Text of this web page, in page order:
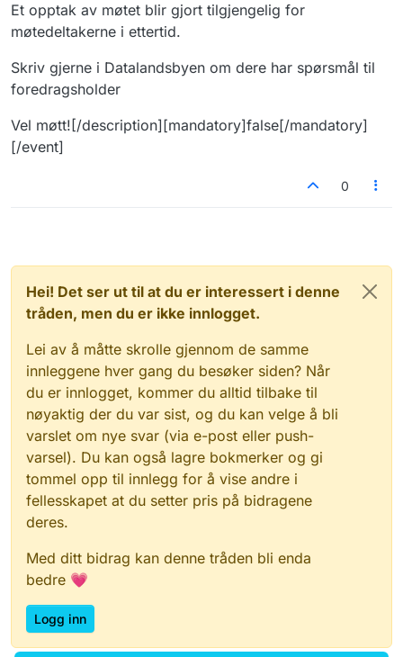
Et opptak av møtet blir gjort tilgjengelig for
møtedeltakerne i ettertid.
Skriv gjerne i Datalandsbyen om dere har spørsmål til
foredragsholder
Vel møtt![/description][mandatory]false[/mandatory]
[/event]
0
Hei! Det ser ut til at du er interessert i denne
tråden, men du er ikke innlogget.
Lei av å måtte skrolle gjennom de samme
innleggene hver gang du besøker siden? Når
du er innlogget, kommer du alltid tilbake til
nøyaktig der du var sist, og du kan velge å bli
varslet om nye svar (via e-post eller push-
varsel). Du kan også lagre bokmerker og gi
tommel opp til innlegg for å vise andre i
fellesskapet at du setter pris på bidragene
deres.
Med ditt bidrag kan denne tråden bli enda
bedre 💗
Logg inn